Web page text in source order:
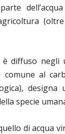
diffuso negli
al
designa
specie
di acqua